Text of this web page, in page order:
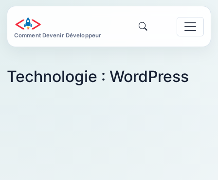
Comment Devenir Développeur
Technologie : WordPress